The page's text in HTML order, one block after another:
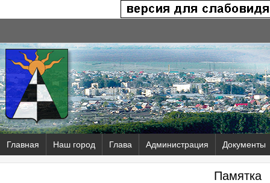
Главная Наш город Глава Администрация Документы
Памятка